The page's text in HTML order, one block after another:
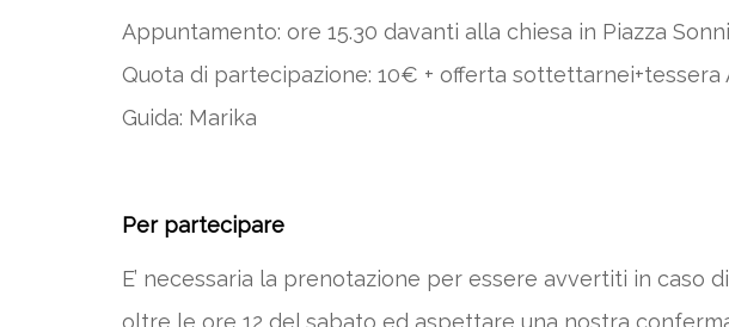
Appuntamento: ore 15.30 davanti alla chiesa in Piazza
Quota di partecipazione: 10€ + offerta sottettarnei+tessera
Guida: Marika
Per partecipare
E’ necessaria la prenotazione per essere avvertiti in
oltre le ore 12 del sabato ed aspettare una nostra